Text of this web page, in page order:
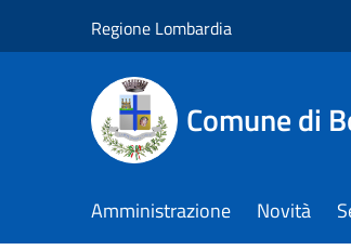
Regione Lombardia
Comune di
Amministrazione Novità